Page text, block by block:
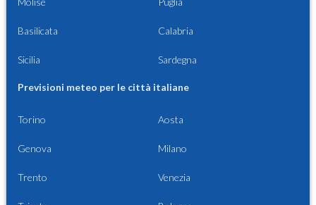
Basilicata Calabria
Sicilia Sardegna
Previsioni meteo per le città italiane
Torino Aosta
Genova Milano
Trento Venezia